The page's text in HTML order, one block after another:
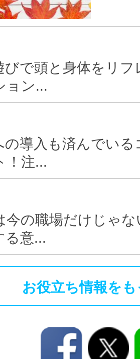
びで頭と身体をリ
ョン...
の導入も済んでい
！注...
今の職場だけじゃ
る意...
お役立ち情報を